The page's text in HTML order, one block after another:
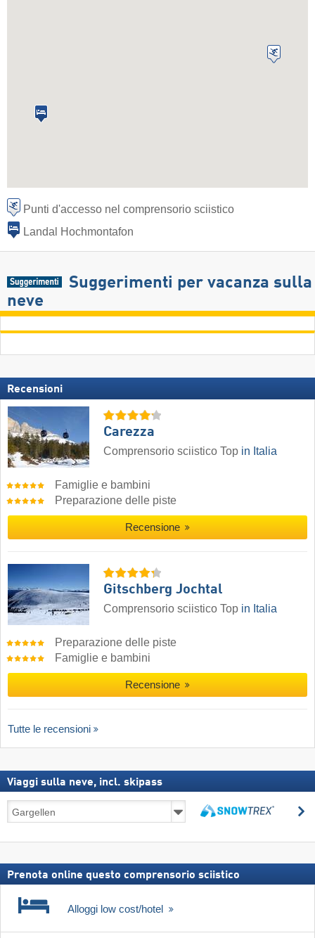
Punti d'accesso nel comprensorio sciistico
Landal Hochmontafon
Suggerimenti per vacanza sulla
neve
Recensioni
Carezza
Comprensorio sciistico Top in Italia
Famiglie e bambini
Preparazione delle piste
Recensione
Gitschberg Jochtal
Comprensorio sciistico Top in Italia
Preparazione delle piste
Famiglie e bambini
Recensione
Tutte le recensioni
Viaggi sulla neve, incl. skipass
Viaggi
sulla
incl.
Prenota online questo comprensorio sciistico
Alloggi low cost/hotel